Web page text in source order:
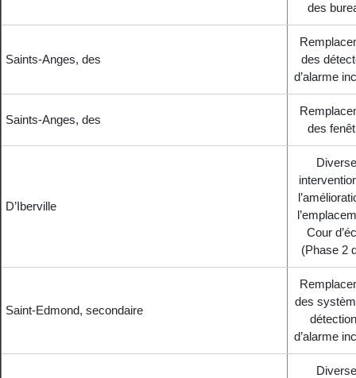
des
Saints-Anges, des
des
d’alarme
Saints-Anges, des
des
D’Iberville
Cour
(Phase 2
Saint-Edmond, secondaire
des
d’alarme